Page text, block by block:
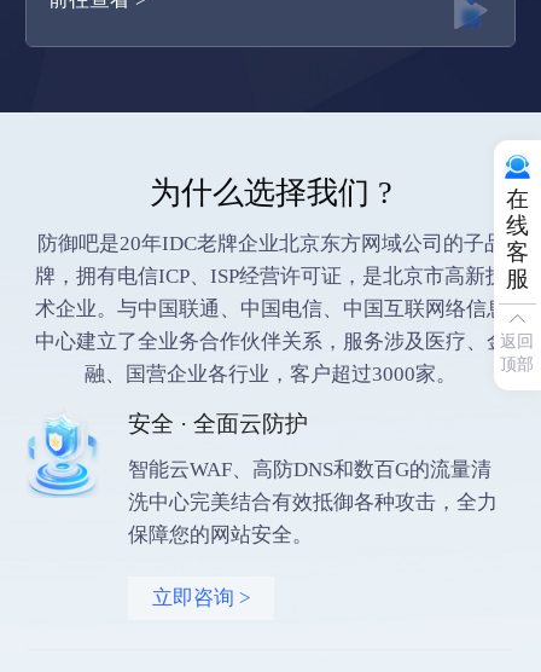
为什么选择我们 ?
防御吧是20年IDC老牌企业北京东方网域公司的子品
牌，拥有电信ICP、ISP经营许可证，是北京市高新技
术企业。与中国联通、中国电信、中国互联网络信息
中心建立了全业务合作伙伴关系，服务涉及医疗、金
融、国营企业各行业，客户超过3000家。
安全 · 全面云防护
智能云WAF、高防DNS和数百G的流量清
洗中心完美结合有效抵御各种攻击，全力
保障您的网站安全。
立即咨询 >
在
线
客
服
返回
顶部